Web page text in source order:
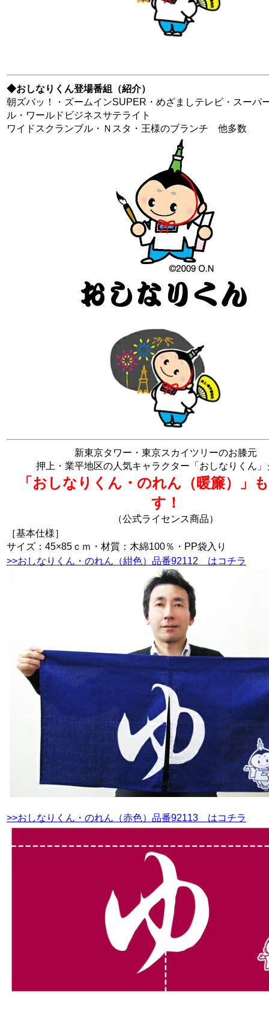
◆おしなりくん登場番組（紹介）
朝ズバッ！・ズームインSUPER・めざましテレビ・スーパ
ル・ワールドビジネスサテライト
ワイドスクランブル・Ｎスタ・王様のブランチ 他多数
新東京タワー・東京スカイツリーのお膝元
押上・業平地区の人気キャラクター「おしなりくん」
「おしなりくん・のれん（暖簾）」
す！
（公式ライセンス商品）
［基本仕様］
サイズ：45×85ｃｍ・材質：木綿100％・PP袋入り
>>おしなりくん・のれん（紺色）品番92112 はコチラ
>>おしなりくん・のれん（赤色）品番92113 はコチラ